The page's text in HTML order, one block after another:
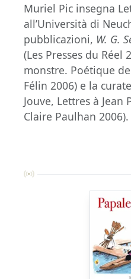
Muriel Pic insegna
all’Università di
pubblicazioni, W. G.
(Les Presses du Réel
monstre. Poétique
Félin 2006) e la
Jouve, Lettres à Jean
Claire Paulhan 2006).